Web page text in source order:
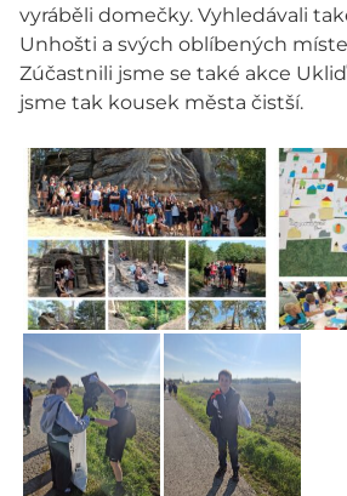
vyráběli domečky. Vyhledávali
Unhošti a svých oblíbených
Zúčastnili jsme se také akce
jsme tak kousek města čistší.